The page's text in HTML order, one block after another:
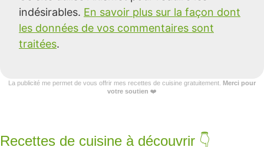
indésirables. En savoir plus sur la façon dont
les données de vos commentaires sont
traitées.
La publicité me permet de vous offrir mes recettes de cuisine gratuitement.
Merci pour
votre soutien ❤️
Recettes de cuisine à découvrir 👇